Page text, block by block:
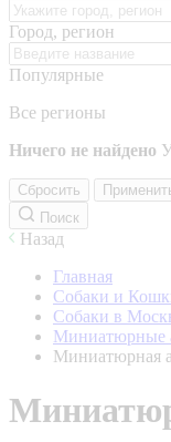
Город, регион
Популярные
Все регионы
Ничего не найдено
Сбросить
Поиск
Назад
Главная
Собаки и
Собаки в
Миниатюрные
Миниатюрная